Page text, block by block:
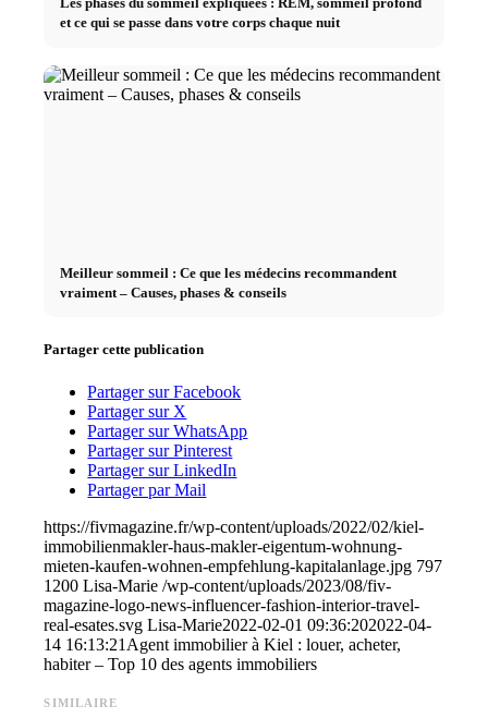
et ce qui se passe dans votre corps chaque nuit
Meilleur sommeil : Ce que les médecins recommandent
vraiment – Causes, phases & conseils
Partager cette publication
Partager sur Facebook
Partager sur X
Partager sur WhatsApp
Partager sur Pinterest
Partager sur LinkedIn
Partager par Mail
https://fivmagazine.fr/wp-content/uploads/2022/02/kiel-
immobilienmakler-haus-makler-eigentum-wohnung-
mieten-kaufen-wohnen-empfehlung-kapitalanlage.jpg 797
1200 Lisa-Marie /wp-content/uploads/2023/08/fiv-
magazine-logo-news-influencer-fashion-interior-travel-
real-esates.svg Lisa-Marie2022-02-01 09:36:202022-04-
14 16:13:21Agent immobilier à Kiel : louer, acheter,
habiter – Top 10 des agents immobiliers
SIMILAIRE